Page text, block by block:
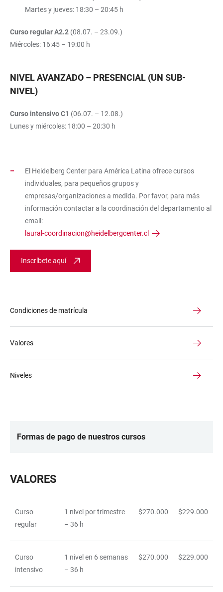
Martes y jueves: 18:30 – 20:45 h
Curso regular A2.2 (08.07. – 23.09.)
Miércoles: 16:45 – 19:00 h
NIVEL AVANZADO – PRESENCIAL (UN SUB-
NIVEL)
Curso intensivo C1 (06.07. – 12.08.)
Lunes y miércoles: 18:00 – 20:30 h
El Heidelberg Center para América Latina ofrece cursos
individuales, para pequeños grupos y
empresas/organizaciones a medida. Por favor, para más
información contactar a la coordinación del departamento al
email:
laural-coordinacion@heidelbergcenter.cl
Inscríbete aquí
Condiciones de matrícula
Valores
Niveles
Formas de pago de nuestros cursos
VALORES
TABLE
Curso
regular
1 nivel por trimestre
– 36 h
$270.000 $229.000
Curso
intensivo
1 nivel en 6 semanas
– 36 h
$270.000 $229.000